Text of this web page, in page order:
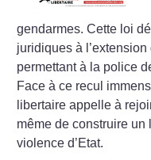
gendarmes. Cette loi
juridiques à
permettant à la police
Face à ce recul
libertaire appelle à
même de construire un
violence d’Etat.